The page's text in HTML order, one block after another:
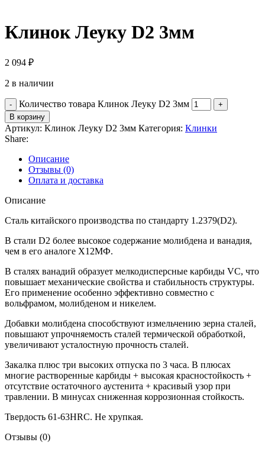
Клинок Леуку D2 3мм
2 094 ₽
2 в наличии
Количество товара Клинок Леуку D2 3мм
В корзину
Артикул: Клинок Леуку D2 3мм Категория: Клинки
Share:
Описание
Отзывы (0)
Оплата и доставка
Описание
Сталь китайского производства по стандарту 1.2379(D2).
В стали D2 более высокое содержание молибдена и ванадия,
чем в его аналоге Х12МФ.
В сталях ванадий образует мелкодисперсные карбиды VC, что
повышает механические свойства и стабильность структуры.
Его применение особенно эффективно совместно с
вольфрамом, молибденом и никелем.
Добавки молибдена способствуют измельчению зерна сталей,
повышают упрочняемость сталей термической обработкой,
увеличивают усталостную прочность сталей.
Закалка плюс три высоких отпуска по 3 часа. В плюсах
многие растворенные карбиды + высокая красностойкость +
отсутствие остаточного аустенита + красивый узор при
травлении. В минусах сниженная коррозионная стойкость.
Твердость 61-63HRC. Не хрупкая.
Отзывы (0)